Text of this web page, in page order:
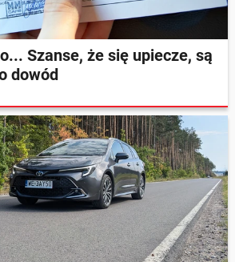
Szanse, że się upiecze, są
dowód